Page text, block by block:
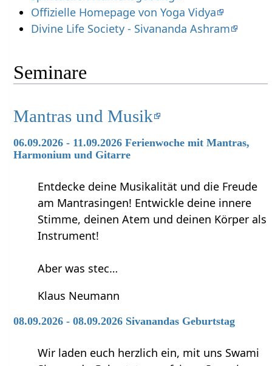
Offizielle Homepage von Yoga Vidya
Divine Life Society - Sivananda Ashram
Seminare
Mantras und Musik
06.09.2026 - 11.09.2026 Ferienwoche mit Mantras,
Harmonium und Gitarre
Entdecke deine Musikalität und die Freude
am Mantrasingen! Entwickle deine innere
Stimme, deinen Atem und deinen Körper als
Instrument!
Aber was stec…
Klaus Neumann
08.09.2026 - 08.09.2026 Sivanandas Geburtstag
Wir laden euch herzlich ein, mit uns Swami